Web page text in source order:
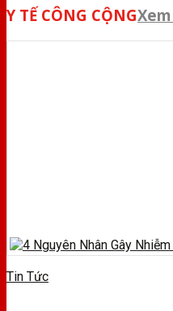
Y TẾ CÔNG CỘNG
Tin Tức